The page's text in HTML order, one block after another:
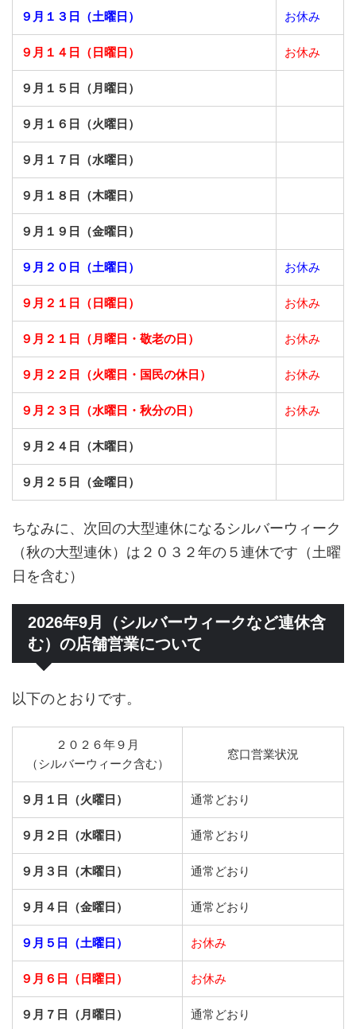
９月１３日（土曜日） お休み
９月１４日（日曜日） お休み
９月１５日（月曜日）
９月１６日（火曜日）
９月１７日（水曜日）
９月１８日（木曜日）
９月１９日（金曜日）
９月２０日（土曜日） お休み
９月２１日（日曜日） お休み
９月２１日（月曜日・敬老の日） お休み
９月２２日（火曜日・国民の休日） お休み
９月２３日（水曜日・秋分の日） お休み
９月２４日（木曜日）
９月２５日（金曜日）
ちなみに、次回の大型連休になるシルバーウィーク
（秋の大型連休）は２０３２年の５連休です（土曜
日を含む）
2026年9月（シルバーウィークなど連休含
む）の店舗営業について
以下のとおりです。
２０２６年９月
（シルバーウィーク含む）
窓口営業状況
９月１日（火曜日） 通常どおり
９月２日（水曜日） 通常どおり
９月３日（木曜日） 通常どおり
９月４日（金曜日） 通常どおり
９月５日（土曜日） お休み
９月６日（日曜日） お休み
９月７日（月曜日） 通常どおり